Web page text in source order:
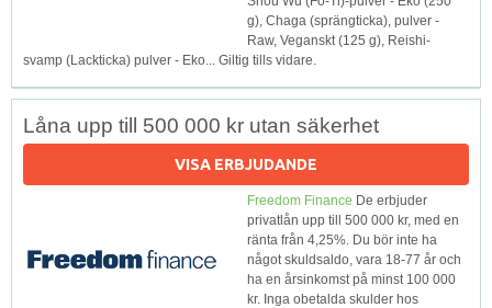
g), Chaga (sprängticka), pulver -
Raw, Veganskt (125 g), Reishi-
svamp (Lackticka) pulver - Eko... Giltig tills vidare.
Låna upp till 500 000 kr utan säkerhet
VISA ERBJUDANDE
Freedom Finance De erbjuder
privatlån upp till 500 000 kr, med en
ränta från 4,25%. Du bör inte ha
något skuldsaldo, vara 18-77 år och
ha en årsinkomst på minst 100 000
kr. Inga obetalda skulder hos